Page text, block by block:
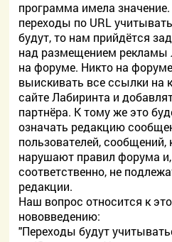
программа имела значение.
переходы по URL
будут, то нам прийдётся
над размещением рекламы
на форуме. Никто на
выискивать все ссылки на
сайте Лабиринта и
партнёра. К тому же это
означать редакцию
пользователей, сообщений,
нарушают правил форума и,
соответственно, не
редакции.
Наш вопрос относится к
нововведению:
"Переходы будут